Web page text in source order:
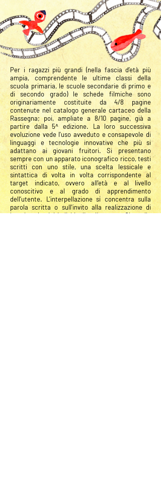
Per i ragazzi più grandi (nella fascia d’età più
ampia, comprendente le ultime classi della
scuola primaria, le scuole secondarie di primo e
di secondo grado) le schede filmiche sono
originariamente costituite da 4/8 pagine
contenute nel catalogo generale cartaceo della
Rassegna; poi, ampliate a 8/10 pagine, già a
partire dalla 5^ edizione. La loro successiva
evoluzione vede l'uso avveduto e consapevole di
linguaggi e tecnologie innovative che più si
adattano ai giovani fruitori. Si presentano
sempre con un apparato iconografico ricco, testi
scritti con uno stile, una scelta lessicale e
sintattica di volta in volta corrispondente al
target indicato, ovvero all'età e al livello
conoscitivo e al grado di apprendimento
dell’utente. L'interpellazione si concentra sulla
parola scritta o sull'invito alla realizzazione di
lavori scolastici individuali o di gruppo. Oltre alla